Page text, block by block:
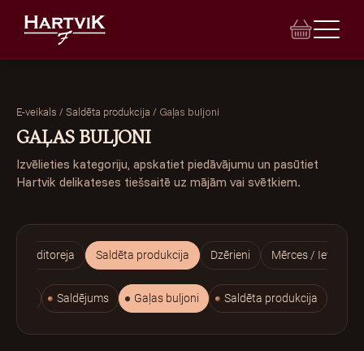
E-VEIKALS
BANKETI
INDIVIDUĀLAIS PASŪTĪJUMS
TORTES
E-veikals / Saldēta produkcija / Gaļas buljoni
GAĻAS BULJONI
Izvēlieties kategoriju, apskatiet piedāvājumu un pasūtiet
Hartvik delikateses tiešsaitē uz mājām vai svētkiem.
Konditoreja Saldēta produkcija Dzērieni Mērces /
Saldējums Gaļas buljoni Saldēta produkcija